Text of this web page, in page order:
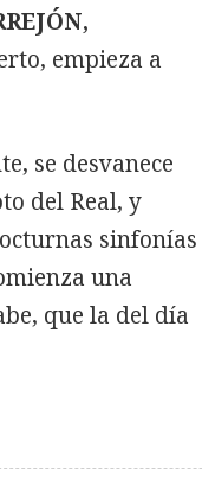
empieza a
se desvanece
del Real, y
sinfonías
una
que la del día